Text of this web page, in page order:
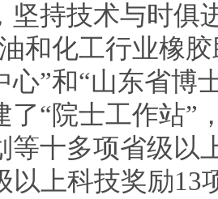
坚持技术与时俱
和化工行业橡
心”和“山东省博
了“院士工作站”
等十多项省级以
以上科技奖励13